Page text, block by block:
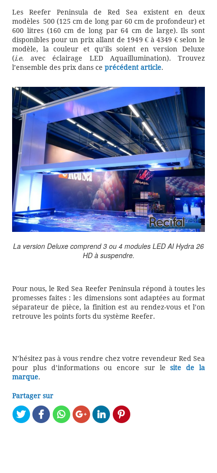
Les Reefer Peninsula de Red Sea existent en deux
modèles 500 (125 cm de long par 60 cm de profondeur) et
600 litres (160 cm de long par 64 cm de large). Ils sont
disponibles pour un prix allant de 1949 € à 4349 € selon le
modèle, la couleur et qu’ils soient en version Deluxe
(i.e.avec éclairage LED Aquaillumination). Trouvez
l’ensemble des prix dans ce précédent article.
La version Deluxe comprend 3 ou 4 modules LED AI Hydra 26
HD à suspendre.
Pour nous, le Red Sea Reefer Peninsula répond à toutes les
promesses faites : les dimensions sont adaptées au format
séparateur de pièce, la finition est au rendez-vous et l’on
retrouve les points forts du système Reefer.
N’hésitez pas à vous rendre chez votre revendeur Red Sea
pour plus d’informations ou encore sur lesite de la
marque.
Partager sur